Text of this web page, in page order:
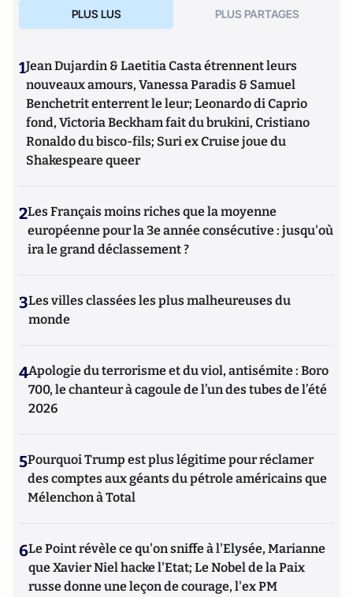
PLUS LUS PLUS PARTAGES
1Jean Dujardin & Laetitia Casta étrennent leurs
nouveaux amours, Vanessa Paradis & Samuel
Benchetrit enterrent le leur; Leonardo di Caprio
fond, Victoria Beckham fait du brukini, Cristiano
Ronaldo du bisco-fils; Suri ex Cruise joue du
Shakespeare queer
2Les Français moins riches que la moyenne
européenne pour la 3e année consécutive : jusqu'où
ira le grand déclassement ?
3Les villes classées les plus malheureuses du
monde
4Apologie du terrorisme et du viol, antisémite : Boro
700, le chanteur à cagoule de l’un des tubes de l’été
2026
5Pourquoi Trump est plus légitime pour réclamer
des comptes aux géants du pétrole américains que
Mélenchon à Total
6Le Point révèle ce qu'on sniffe à l'Elysée, Marianne
que Xavier Niel hacke l'Etat; Le Nobel de la Paix
russe donne une leçon de courage, l'ex PM